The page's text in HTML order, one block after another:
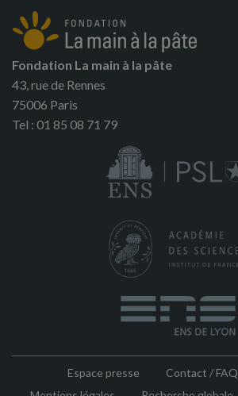
Fondation La main à la pâte
43, rue de Rennes
75006 Paris
Tel : 01 85 08 71 79
Pied
Espace presse Contact / FAQ